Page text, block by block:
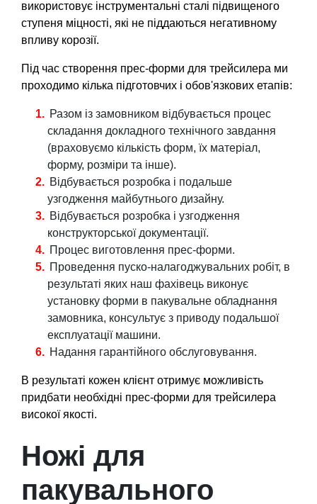
використовує інструментальні сталі підвищеного
ступеня міцності, які не піддаються негативному
впливу корозії.
Під час створення прес-форми для трейсилера ми
проходимо кілька підготовчих і обов'язкових етапів:
Разом із замовником відбувається процес
складання докладного технічного завдання
(враховуємо кількість форм, їх матеріал,
форму, розміри та інше).
Відбувається розробка і подальше
узгодження майбутнього дизайну.
Відбувається розробка і узгодження
конструкторської документації.
Процес виготовлення прес-форми.
Проведення пуско-налагоджувальних робіт, в
результаті яких наш фахівець виконує
установку форми в пакувальне обладнання
замовника, консультує з приводу подальшої
експлуатації машини.
Надання гарантійного обслуговування.
В результаті кожен клієнт отримує можливість
придбати необхідні прес-форми для трейсилера
високої якості.
Ножі для
пакувального